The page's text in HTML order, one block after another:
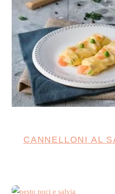
CANNELLONI AL